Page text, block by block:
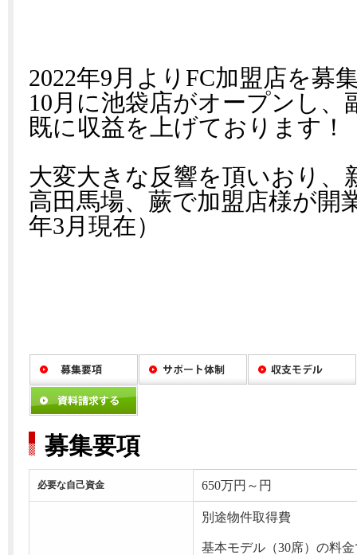
2022年9月よりFC加盟店を募
10月に池袋店がオープンし、
既に収益を上げております！
大変大きな反響を頂いおり、
高田馬場、蕨で加盟店様が開
年3月現在）
募集要項
必要な自己資金 650万円～円
別途物件取得費
基本モデル（30席）の料